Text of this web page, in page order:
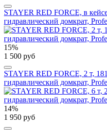
STAYER RED FORCE, в
гидравлический домкрат,
15%
1 500 руб
STAYER RED FORCE, 2 т,
гидравлический домкрат,
14%
1 950 руб